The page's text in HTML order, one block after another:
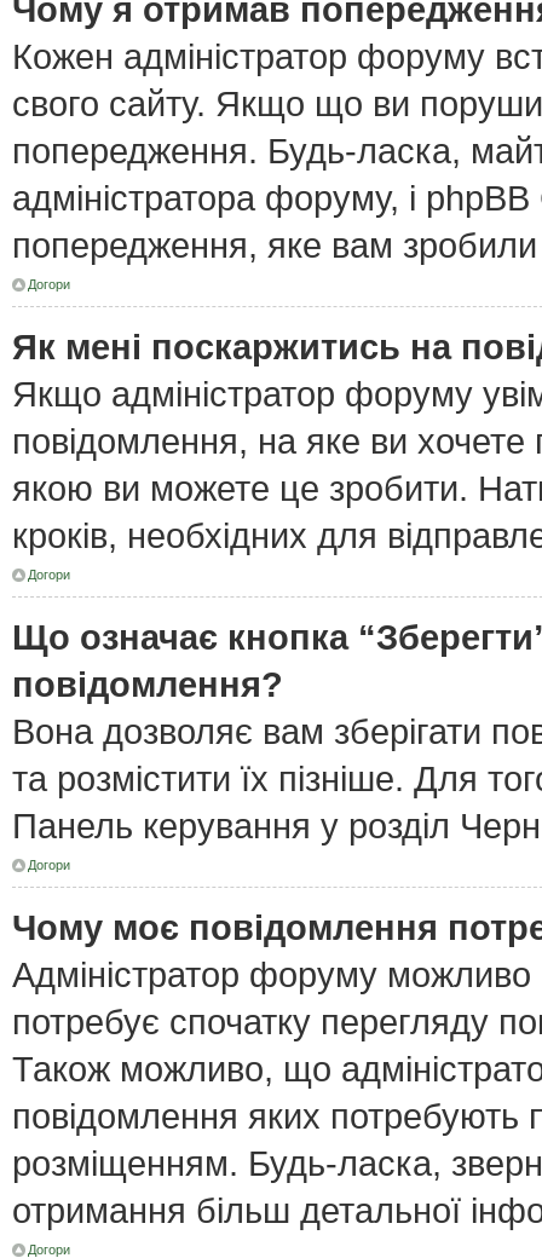
Чому я отримав
Кожен адміністратор форуму
свого сайту. Якщо що ви
попередження. Будь-ласка,
адміністратора форуму, і
попередження, яке вам
Догори
Як мені поскаржитись на
Якщо адміністратор форуму
повідомлення, на яке ви хочете
якою ви можете це зробити.
кроків, необхідних для
Догори
Що означає кнопка
повідомлення?
Вона дозволяє вам зберігати
та розмістити їх пізніше. Для
Панель керування у розділ
Догори
Чому моє повідомлення
Адміністратор форуму
потребує спочатку перегляду
Також можливо, що
повідомлення яких потребують
розміщенням. Будь-ласка,
отримання більш детальної
Догори